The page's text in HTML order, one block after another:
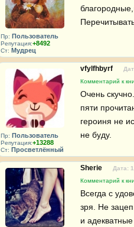
Пр: Пользователь
Репутация:+8492
Ст: Мудрец
Пр: Пользователь
Репутация:+13288
Ст: Просветлённый
vfylfhbyrf
Комментарий к
Очень
пяти
героиня не
не буду.
Sherie
Дата:
Комментарий к
Всегда с
зря. Не
и